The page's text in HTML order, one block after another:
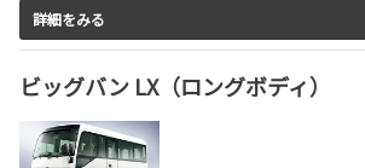
詳細をみる
ビッグバン LX（ロングボディ）